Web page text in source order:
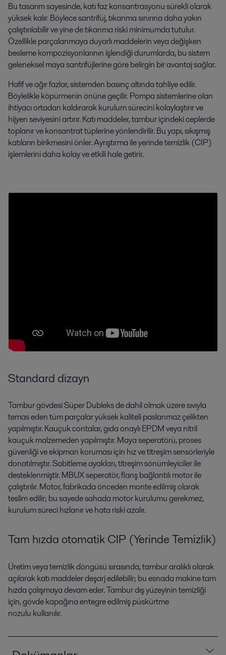
Bu tasarım sayesinde, katı faz konsantrasyonu sürekli olarak
yüksek kalır. Böylece santrifüj, tıkanma sınırına daha yakın
çalıştırılabilir ve yine de tıkanma riski minimumda tutulur.
Özellikle parçalanmaya duyarlı maddelerin veya değişken
besleme kompozisyonlarının işlendiği durumlarda, bu sistem
geleneksel maya santrifüjlerine göre belirgin bir avantaj sağlar.
Hafif ve ağır fazlar, sistemden basınç altında tahliye edilir.
Böylelikle köpürmenin önüne geçilir. Pompa sistemlerine olan
ihtiyacı ortadan kaldırarak kurulum sürecini kolaylaştırır ve
hijyen seviyesini artırır. Katı maddeler, tambur içindeki ceplerde
toplanır ve konsantrat tüplerine yönlendirilir. Bu yapı, sıkışmış
katıların birikmesini önler. Ayrıştırma ile yerinde temizlik (CIP)
işlemlerini daha kolay ve etkili hale getirir.
Standard dizayn
Tambur gövdesi Süper Dubleks de dahil olmak üzere sıvıyla
temas eden tüm parçalar yüksek kaliteli paslanmaz çelikten
yapılmıştır. Kauçuk contalar, gıda onaylı EPDM veya nitril
kauçuk malzemeden yapılmıştır. Maya seperatörü, proses
güvenliği ve ekipman koruması için hız ve titreşim sensörleriyle
donatılmıştır. Sabitleme ayakları, titreşim sönümleyiciler ile
desteklenmiştir. MBUX seperatör, flanş bağlantılı motor ile
çalıştırılır. Motor, fabrikada önceden monte edilmiş olarak
teslim edilir; bu sayede sahada motor kurulumu gerekmez,
kurulum süreci hızlanır ve hata riski azalır.
Tam hızda otomatik CIP (Yerinde Temizlik)
Üretim veya temizlik döngüsü sırasında, tambur aralıklı olarak
açılarak katı maddeler deşarj edilebilir; bu esnada makine tam
hızda çalışmaya devam eder. Tambur dış yüzeyinin temizliği
için, gövde kapağına entegre edilmiş püskürtme
nozulu kullanılır.